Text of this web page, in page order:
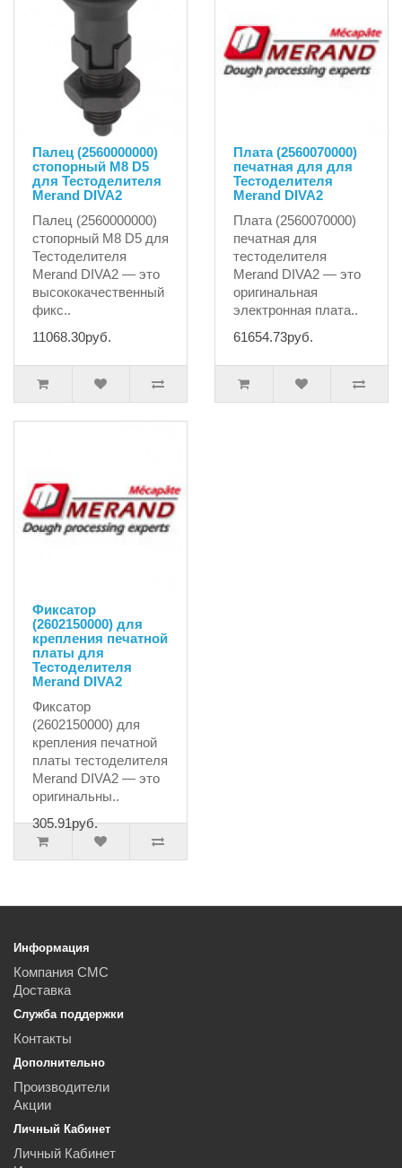
Палец (2560000000)
стопорный M8 D5
для Тестоделителя
Merand DIVA2
Палец (2560000000)
стопорный M8 D5 для
Тестоделителя
Merand DIVA2 — это
высококачественный
фикс..
11068.30руб.
Плата (2560070000)
печатная для для
Тестоделителя
Merand DIVA2
Плата (2560070000)
печатная для
тестоделителя
Merand DIVA2 — это
оригинальная
электронная плата..
61654.73руб.
Фиксатор
(2602150000) для
крепления печатной
платы для
Тестоделителя
Merand DIVA2
Фиксатор
(2602150000) для
крепления печатной
платы тестоделителя
Merand DIVA2 — это
оригинальны..
305.91руб.
Информация
Компания СМС
Доставка
Служба поддержки
Контакты
Дополнительно
Производители
Акции
Личный Кабинет
Личный Кабинет